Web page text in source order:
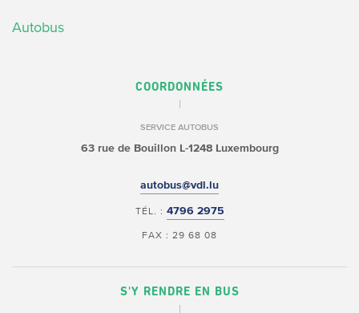
Autobus
COORDONNÉES
SERVICE AUTOBUS
63 rue de BouillonL-1248 Luxembourg
autobus@vdl.lu
TÉL. : 4796 2975
FAX : 29 68 08
S'Y RENDRE EN BUS